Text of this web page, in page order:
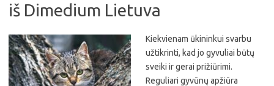
iš Dimedium Lietuva
Kiekvienam ūkininkui svarbu
užtikrinti, kad jo gyvuliai būtų
sveiki ir gerai prižiūrimi.
Reguliari gyvūnų apžiūra